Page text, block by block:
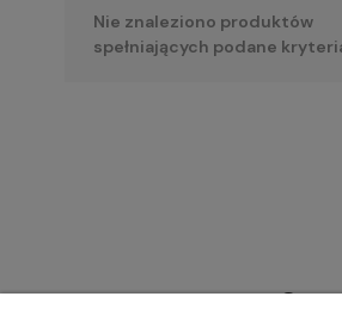
Nie znaleziono produktów
spełniających podane